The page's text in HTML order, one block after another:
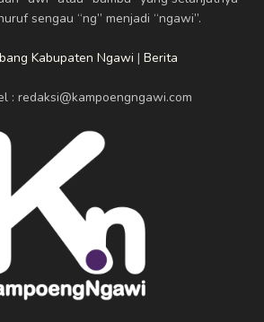
sengau “ng” menjadi “ngawi”.
Kabupaten Ngawi | Berita
: redaksi@kampoengngawi.com